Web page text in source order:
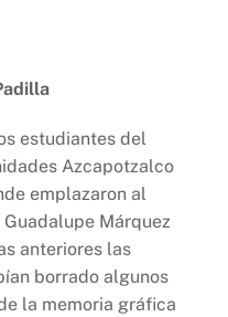
estudiantes del
Azcapotzalco
emplazaron al
Márquez
anteriores las
borrado algunos
la memoria gráfica